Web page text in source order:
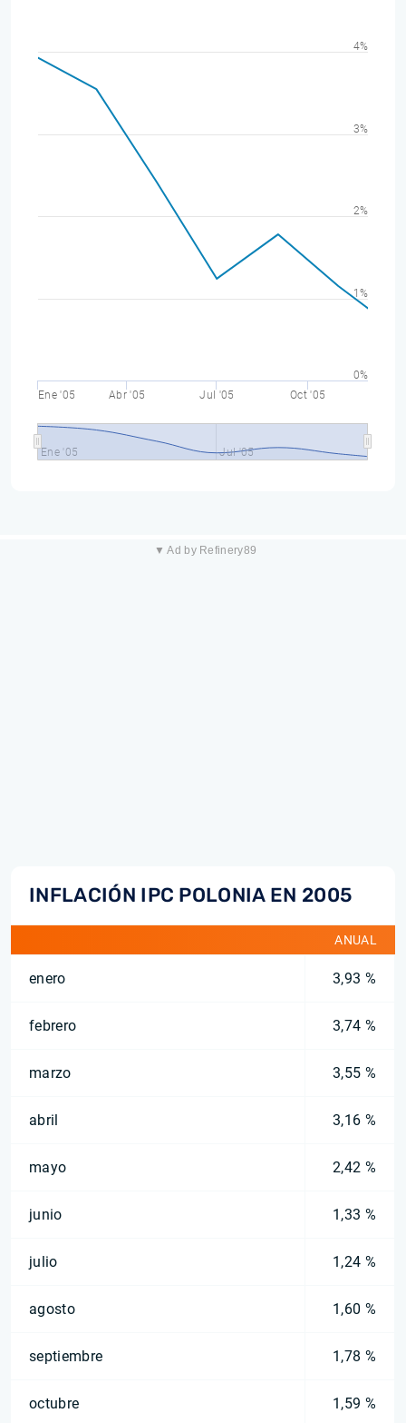
Ene '05 Abr '05 Jul '05 Oct '05
Ene '05 Jul '05
0%
1%
2%
3%
4%
▼ Ad by Refinery89
INFLACIÓN IPC POLONIA EN 2005
ANUAL
enero 3,93 %
febrero 3,74 %
marzo 3,55 %
abril 3,16 %
mayo 2,42 %
junio 1,33 %
julio 1,24 %
agosto 1,60 %
septiembre 1,78 %
octubre 1,59 %